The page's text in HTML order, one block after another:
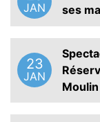
JAN
ses
23
JAN